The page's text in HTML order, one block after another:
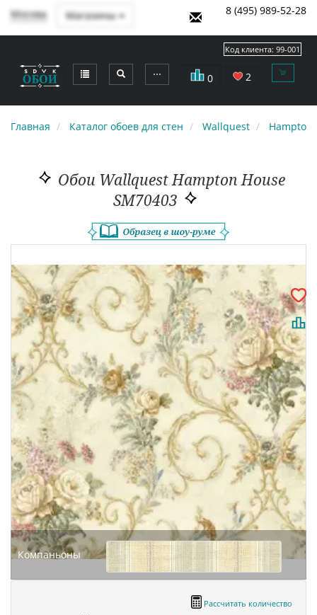
Москва Магазины 8 (495) 989-52-28
⋯ 0 2
Код клиента: 99-001
Главная Каталог обоев для стен Wallquest Hampton
Обои Wallquest Hampton House
SM70403
Компаньоны
Рассчитать количество